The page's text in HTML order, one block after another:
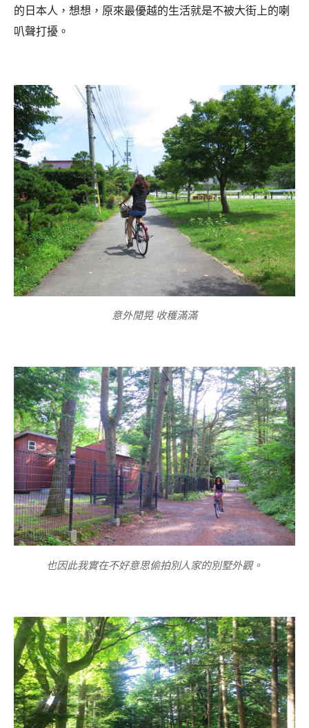
的日本人，想想，原來最優越的生活就是不被大街上的喇
叭聲打擾。
意外閒晃 收穫滿滿
也因此我實在不好意思偷拍別人家的別墅外觀。